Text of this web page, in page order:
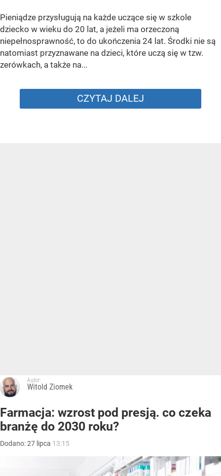
Pieniądze przysługują na każde uczące się w szkole
dziecko w wieku do 20 lat, a jeżeli ma orzeczoną
niepełnosprawność, to do ukończenia 24 lat. Środki nie są
natomiast przyznawane na dzieci, które uczą się w tzw.
zerówkach, a także na...
CZYTAJ DALEJ
Autor:
Witold Ziomek
Farmacja: wzrost pod presją. co czeka
branżę do 2030 roku?
Dodano:27 lipca 13:15